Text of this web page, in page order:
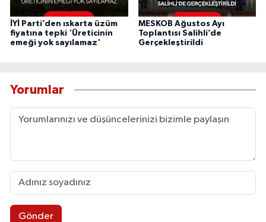
İYİ Parti’den ıskarta üzüm
fiyatına tepki 'Üreticinin
emeği yok sayılamaz'
MESKOB Ağustos Ayı
Toplantısı Salihli’de
Gerçekleştirildi
Yorumlar
Gönder